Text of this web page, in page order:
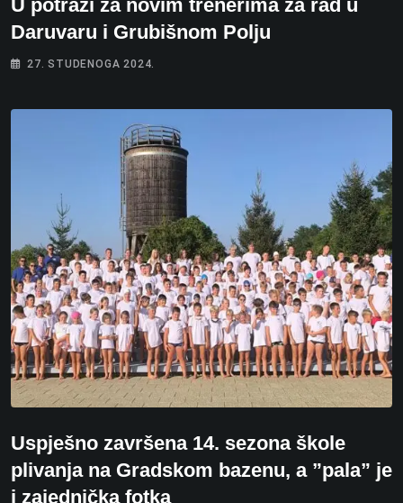
U potrazi za novim trenerima za rad u
Daruvaru i Grubišnom Polju
27. STUDENOGA 2024.
Uspješno završena 14. sezona škole
plivanja na Gradskom bazenu, a ”pala” je
i zajednička fotka